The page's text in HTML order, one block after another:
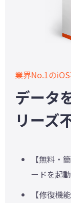
業界No.1の
データ
リーズ
【無料・
ードを起
【修復機